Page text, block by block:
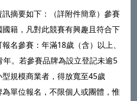
摘要如下：（詳附件簡章）參賽
籍，凡對此競賽有興趣且符合下
名參賽：年滿18歲（含）以上、
年。若參賽品牌為設立登記未逾5
規模商業者，得放寬至45歲
為單位報名，不限個人或團體，惟